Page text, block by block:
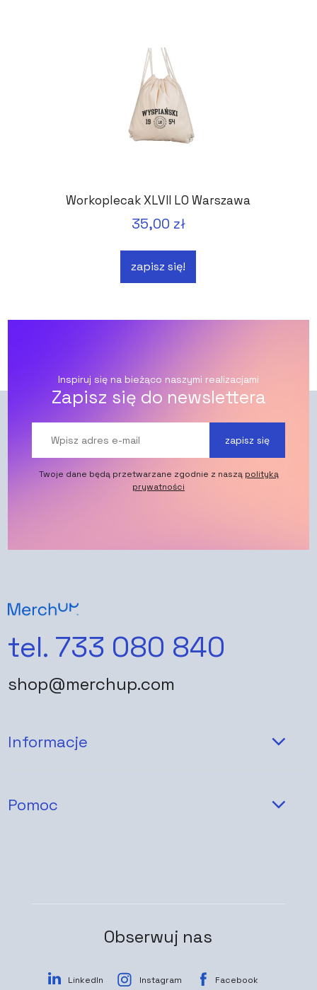
Workoplecak XLVII LO Warszawa
35,00 zł
zapisz się!
Inspiruj się na bieżąco naszymi realizacjami
Zapisz się do newslettera
zapisz się
Twoje dane będą przetwarzane zgodnie z naszą polityką
prywatności
tel. 733 080 840
shop@merchup.com
Informacje
Pomoc
Obserwuj nas
LinkedIn Instagram Facebook